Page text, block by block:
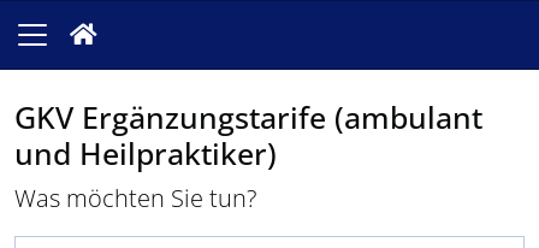
GKV Ergänzungstarife (ambulant
und Heilpraktiker)
Was möchten Sie tun?